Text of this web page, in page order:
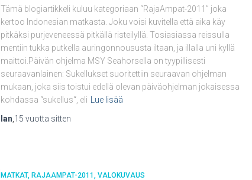
Tämä blogiartikkeli kuluu kategoriaan “RajaAmpat-2011” joka
kertoo Indonesian matkasta. Joku voisi kuvitella että aika käy
pitkäksi purjeveneessä pitkällä risteilyllä. Tosiasiassa reissulla
mentiin tukka putkella auringonnoususta iltaan, ja illalla uni kyllä
maittoi.Päivän ohjelma MSY Seahorsella on tyypillisesti
seuraavanlainen: Sukellukset suoritettiin seuraavan ohjelman
mukaan, joka siis toistui edellä olevan päiväohjelman jokaisessa
kohdassa “sukellus“, eli
Lue lisää
Ian 15 vuotta sitten
MATKAT RAJAAMPAT-2011 VALOKUVAUS